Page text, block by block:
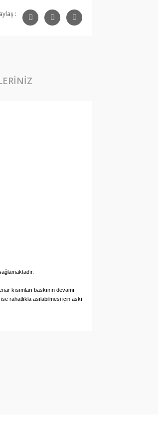
:
kısımları baskının devamı
rahatlıkla asılabilmesi için askı